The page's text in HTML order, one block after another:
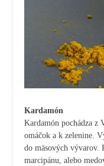
Kardamón
Kardamón pochádza z
omáčok a k zelenine.
do mäsových vývarov.
marcipánu, alebo